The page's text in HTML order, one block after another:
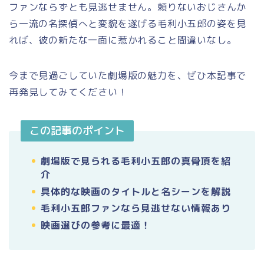
ファンならずとも見逃せません。頼りないおじさんか
ら一流の名探偵へと変貌を遂げる毛利小五郎の姿を見
れば、彼の新たな一面に惹かれること間違いなし。
今まで見過ごしていた劇場版の魅力を、ぜひ本記事で
再発見してみてください！
この記事のポイント
劇場版で見られる毛利小五郎の真骨頂を紹
介
具体的な映画のタイトルと名シーンを解説
毛利小五郎ファンなら見逃せない情報あり
映画選びの参考に最適！